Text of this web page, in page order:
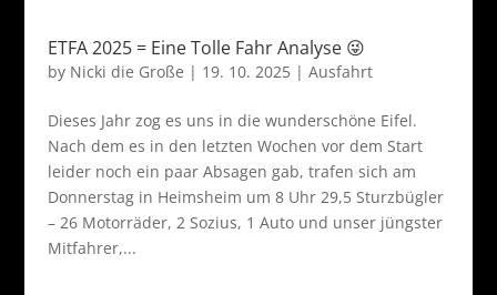
ETFA 2025 = Eine Tolle Fahr Analyse 😜
by Nicki die Große | 19. 10. 2025| Ausfahrt
Dieses Jahr zog es uns in die wunderschöne Eifel.
Nach dem es in den letzten Wochen vor dem Start
leider noch ein paar Absagen gab, trafen sich am
Donnerstag in Heimsheim um 8 Uhr 29,5 Sturzbügler
– 26 Motorräder, 2 Sozius, 1 Auto und unser jüngster
Mitfahrer,...